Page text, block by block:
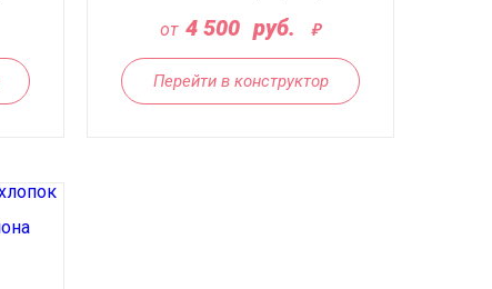
от 4 500 руб.
Перейти в конструктор